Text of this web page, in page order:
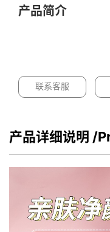
产品简介
联系客服
产品详细说明 /